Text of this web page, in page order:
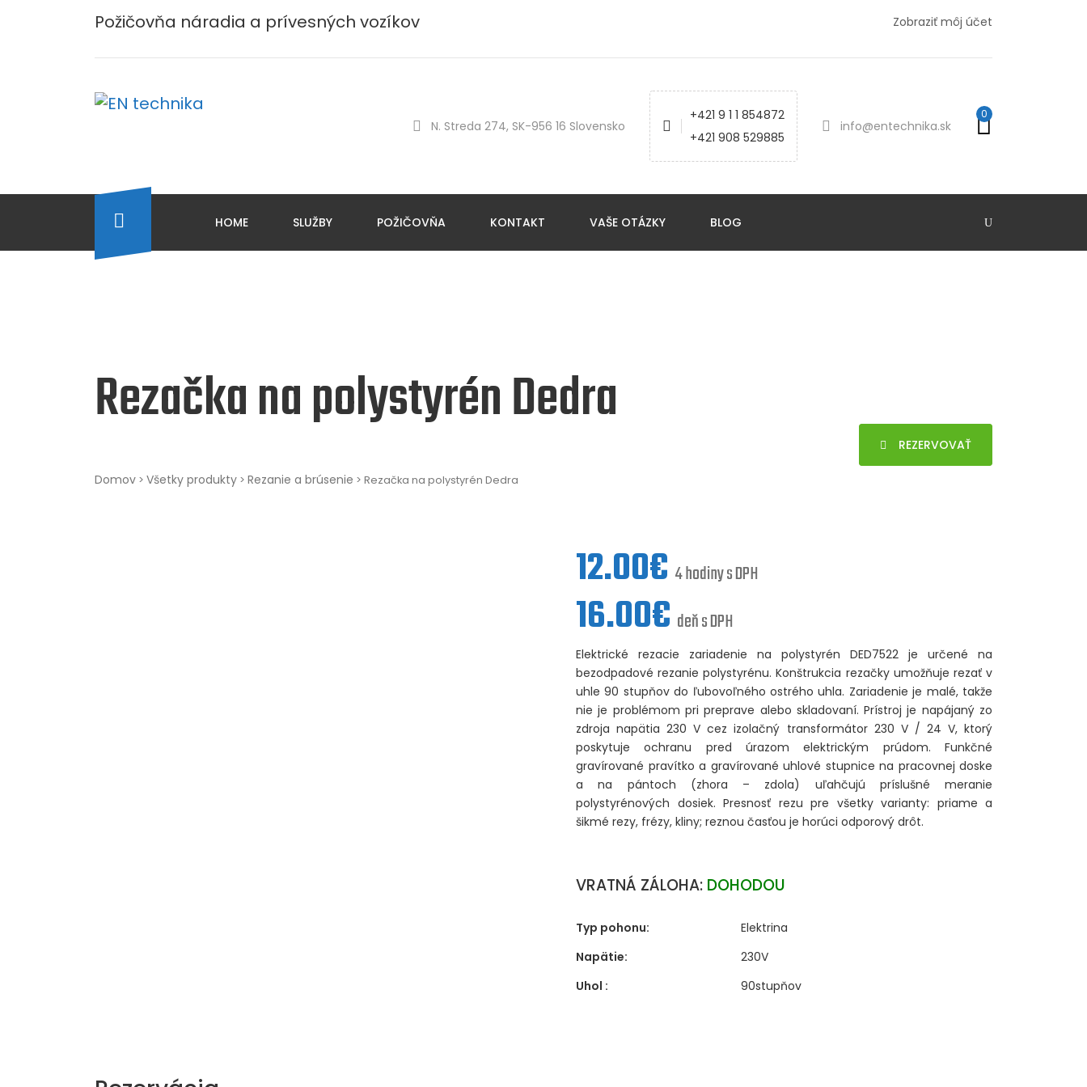
Požičovňa náradia a prívesných vozíkov Zobraziť môj účet
N. Streda 274, SK-956 16 Slovensko
+421 9 1 1 854872
+421 908 529885
info@entechnika.sk
0
HOME SLUŽBY POŽIČOVŇA KONTAKT VAŠE OTÁZKY BLOG
Rezačka na polystyrén Dedra
Domov > Všetky produkty > Rezanie a brúsenie > Rezačka na polystyrén Dedra
REZERVOVAŤ
12.00€ 4 hodiny s DPH
16.00€ deň s DPH
Elektrické rezacie zariadenie na polystyrén DED7522 je určené na
bezodpadové rezanie polystyrénu. Konštrukcia rezačky umožňuje rezať v
uhle 90 stupňov do ľubovoľného ostrého uhla. Zariadenie je malé, takže
nie je problémom pri preprave alebo skladovaní. Prístroj je napájaný zo
zdroja napätia 230 V cez izolačný transformátor 230 V / 24 V, ktorý
poskytuje ochranu pred úrazom elektrickým prúdom. Funkčné
gravírované pravítko a gravírované uhlové stupnice na pracovnej doske
a na pántoch (zhora – zdola) uľahčujú príslušné meranie
polystyrénových dosiek. Presnosť rezu pre všetky varianty: priame a
šikmé rezy, frézy, kliny; reznou časťou je horúci odporový drôt.
VRATNÁ ZÁLOHA: DOHODOU
Typ pohonu:
Elektrina
Napätie:
230V
Uhol :
90stupňov